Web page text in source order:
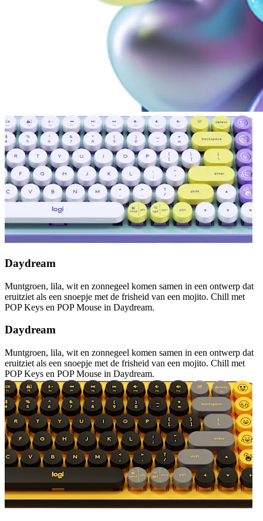
Daydream
Muntgroen, lila, wit en zonnegeel komen samen in een ontwerp dat
eruitziet als een snoepje met de frisheid van een mojito. Chill met
POP Keys en POP Mouse in Daydream.
Daydream
Muntgroen, lila, wit en zonnegeel komen samen in een ontwerp dat
eruitziet als een snoepje met de frisheid van een mojito. Chill met
POP Keys en POP Mouse in Daydream.